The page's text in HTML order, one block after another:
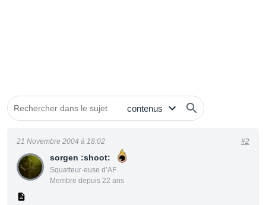
sorgen :shoot:
Squatteur·euse d’AF
Membre depuis 22 ans
21 Novembre 2004 à 18:02 #2